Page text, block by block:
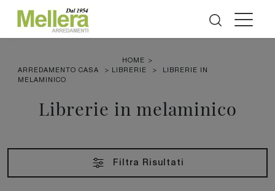
HOME >
ARREDAMENTO CASA
> LIBRERIE >
LIBRERIE IN
MELAMINICO
Librerie in melaminico
Filtra Risultati